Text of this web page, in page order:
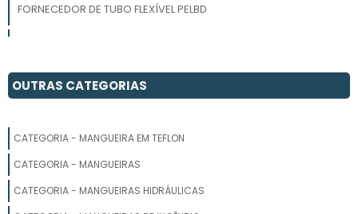
FORNECEDOR DE TUBO FLEXÍVEL PELBD
TUBO DE BORRACHA FLEXÍVEL
FABRICANTE DE TUBO FLEXÍVEL PARA CONSTRUÇÃO
OUTRAS CATEGORIAS
CATEGORIA - MANGUEIRA EM TEFLON
CATEGORIA - MANGUEIRAS
CATEGORIA - MANGUEIRAS HIDRÁULICAS